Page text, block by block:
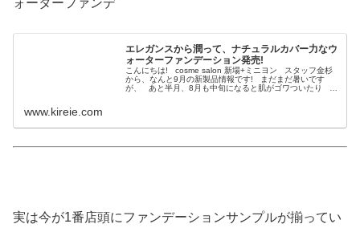
ォーターファンデ
エレガンスから潤って、ナチュラルカバー力なウ
ォーターファンデーション発売!
こんにちは! cosme salon 新場+ミニヨン スタッフ金杉
から、なんと9月の新製品情報です! まだまだ暑いです
が、 あと半月、8月も中旬になると肌がゴワついたり 栄
www.kireie.com
実は今が1番店頭にファンデーションサンプルが揃ってい